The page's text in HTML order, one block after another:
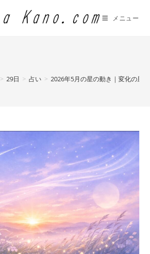
メニュー
> 29日 > 占い > 2026年5月の星の動き｜変化の風